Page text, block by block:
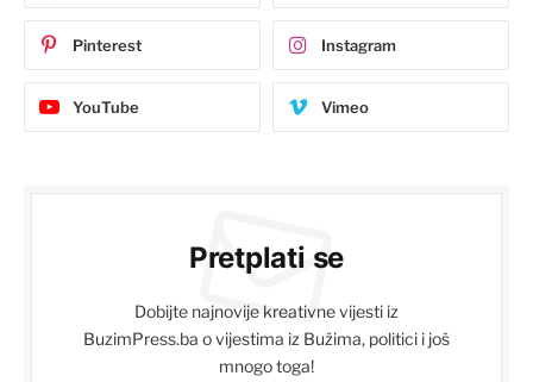
Pinterest Instagram
YouTube Vimeo
Pretplati se
Dobijte najnovije kreativne vijesti iz
BuzimPress.ba o vijestima iz Bužima, politici i još
mnogo toga!